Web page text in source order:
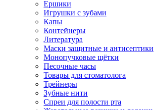
Ершики
Игрушки с зубами
Капы
Контейнеры
Литература
Маски защитные и антисептики
Монопучковые щётки
Песочные часы
Товары для стоматолога
Трейнеры
Зубные нити
Спреи для полости рта